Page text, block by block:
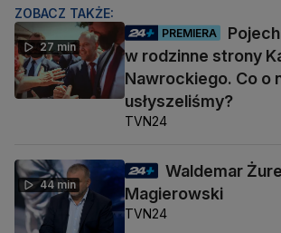
ZOBACZ TAKŻE:
27 min
PREMIERA
w rodzinne strony
Nawrockiego. Co o
usłyszeliśmy?
TVN24
44 min
Waldemar
Magierowski
TVN24